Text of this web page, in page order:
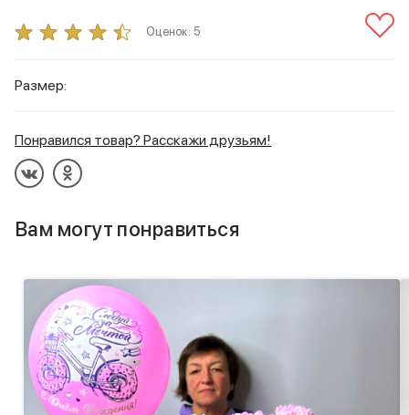
Оценок: 5
Размер:
Понравился товар? Расскажи друзьям!
Вам могут понравиться